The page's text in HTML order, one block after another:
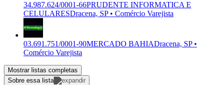
34.987.624/0001-66PRUDENTE INFORMATICA E
CELULARESDracena, SP • Comércio Varejista
03.691.751/0001-90MERCADO BAHIADracena, SP •
Comércio Varejista
Mostrar listas completas
Sobre essa lista